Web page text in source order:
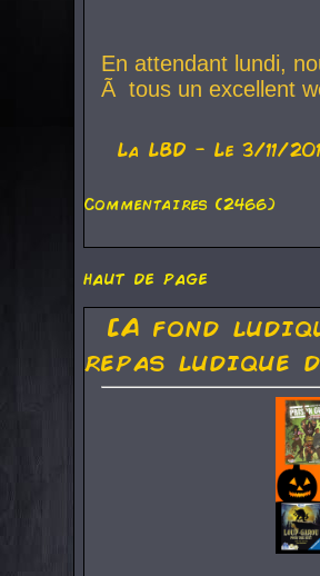
En attendant lundi,
Ã tous un excellent
La LBD - Le 3/11/
Commentaires (2466)
haut de page
[A fond
repas ludique